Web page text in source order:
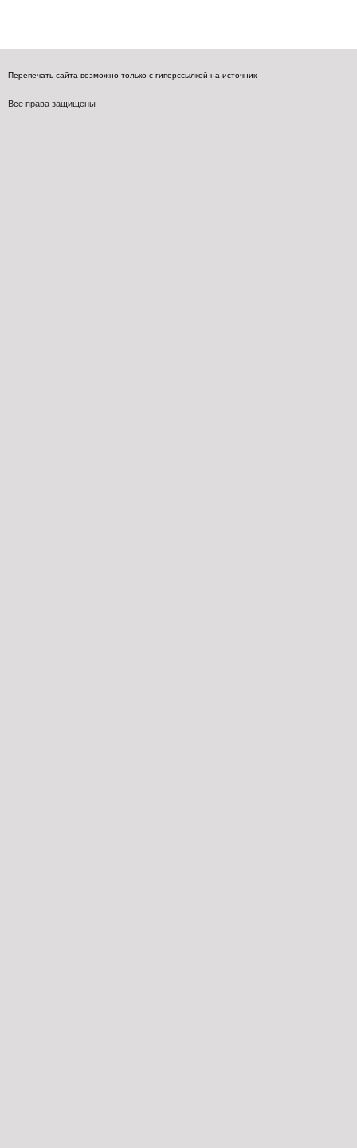
Перепечать сайта возможно только с гиперссылкой на источник
Все права защищены